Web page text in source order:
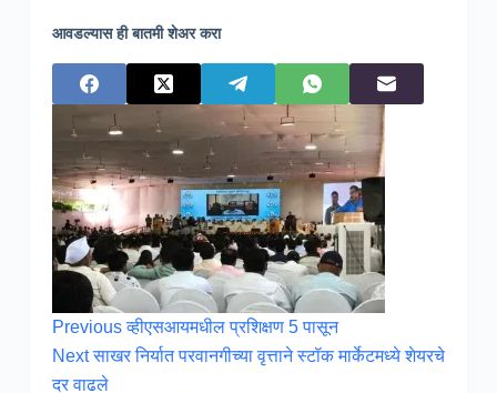
आवडल्यास ही बातमी शेअर करा
Previousव्हीएसआयमधील प्रशिक्षण 5 पासून
Nextसाखर निर्यात परवानगीच्या वृत्ताने स्टॉक मार्केटमध्ये शेयरचे
दर वाढले